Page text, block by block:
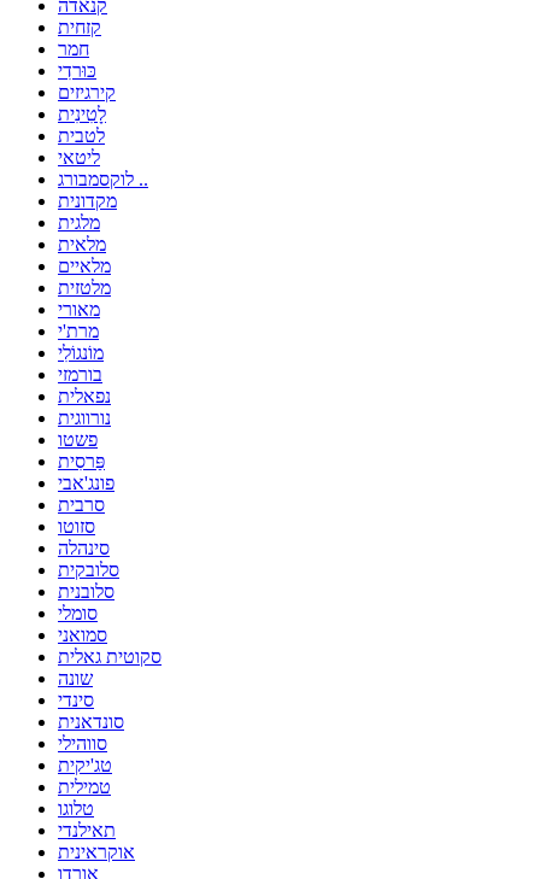
קנאדה
קזחית
חמר
כּוּרדִי
קירגיזים
לָטִינִית
לטבית
ליטאי
לוקסמבורג ..
מקדונית
מלגית
מלאית
מלאיים
מלטזית
מאורי
מרת'י
מוֹנגוֹלִי
בורמזי
נפאלית
נורווגית
פשטו
פַּרסִית
פונג'אבי
סרבית
סזוטו
סינהלה
סלובקית
סלובנית
סומלי
סמואני
סקוטית גאלית
שונה
סינדי
סונדאנית
סווהילי
טג'יקית
טמילית
טלוגו
תאילנדי
אוקראינית
אורדו